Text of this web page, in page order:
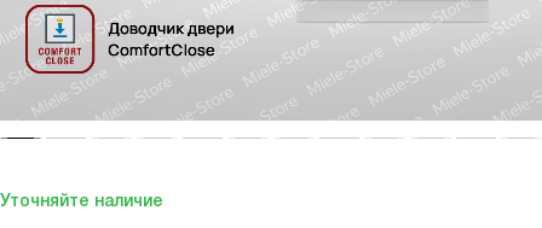
Уточняйте наличие